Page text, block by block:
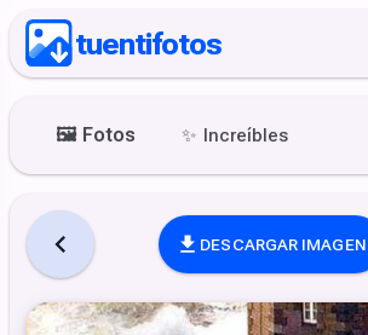
tuentifotos
🖼️ Fotos ✨ Increíbles
DESCARGAR IMAGEN